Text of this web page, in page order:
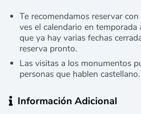
Te recomendamos reservar
ves el calendario en temporada
que ya hay varias fechas
reserva pronto.
Las visitas a los monumentos
personas que hablen castellano.
Información Adicional